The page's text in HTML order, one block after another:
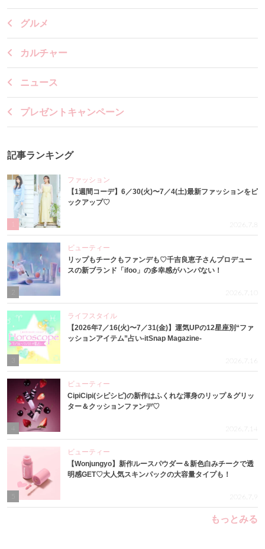
グルメ
カルチャー
ニュース
プレゼントキャンペーン
記事ランキング
ファッション
【1週間コーデ】6／30(火)〜7／4(土)最新ファッションをピ
ックアップ♡
2026.7.8
ビューティー
リップもチークもファンデも♡千吉良恵子さんプロデュー
スの新ブランド「ifoo」の多幸感がハンパない！
2026.7.10
3
ライフスタイル
【2026年7／16(火)〜7／31(金)】運気UPの12星座別“ファ
ッションアイテム”占い-itSnap Magazine-
2026.7.16
4
ビューティー
CipiCipi(シピシピ)の新作はふくれな渾身のリップ＆グリッ
ター＆クッションファンデ♡
2026.7.14
ビューティー
【Wonjungyo】新作ルースパウダー＆新色白みチークで透
明感GET♡大人気スキンパックの大容量タイプも！
2026.7.9
もっとみる